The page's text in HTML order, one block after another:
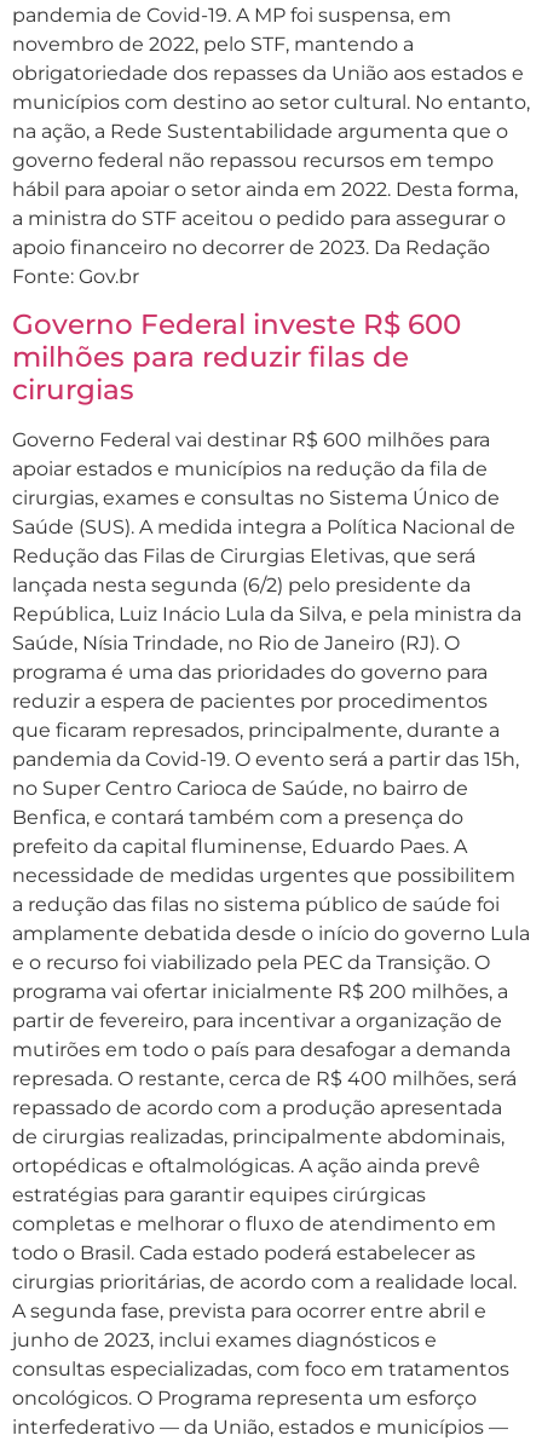
pandemia de Covid-19. A MP foi suspensa, em
novembro de 2022, pelo STF, mantendo a
obrigatoriedade dos repasses da União aos estados e
municípios com destino ao setor cultural. No entanto,
na ação, a Rede Sustentabilidade argumenta que o
governo federal não repassou recursos em tempo
hábil para apoiar o setor ainda em 2022. Desta forma,
a ministra do STF aceitou o pedido para assegurar o
apoio financeiro no decorrer de 2023. Da Redação
Fonte: Gov.br
Governo Federal investe R$ 600
milhões para reduzir filas de
cirurgias
Governo Federal vai destinar R$ 600 milhões para
apoiar estados e municípios na redução da fila de
cirurgias, exames e consultas no Sistema Único de
Saúde (SUS). A medida integra a Política Nacional de
Redução das Filas de Cirurgias Eletivas, que será
lançada nesta segunda (6/2) pelo presidente da
República, Luiz Inácio Lula da Silva, e pela ministra da
Saúde, Nísia Trindade, no Rio de Janeiro (RJ). O
programa é uma das prioridades do governo para
reduzir a espera de pacientes por procedimentos
que ficaram represados, principalmente, durante a
pandemia da Covid-19. O evento será a partir das 15h,
no Super Centro Carioca de Saúde, no bairro de
Benfica, e contará também com a presença do
prefeito da capital fluminense, Eduardo Paes. A
necessidade de medidas urgentes que possibilitem
a redução das filas no sistema público de saúde foi
amplamente debatida desde o início do governo Lula
e o recurso foi viabilizado pela PEC da Transição. O
programa vai ofertar inicialmente R$ 200 milhões, a
partir de fevereiro, para incentivar a organização de
mutirões em todo o país para desafogar a demanda
represada. O restante, cerca de R$ 400 milhões, será
repassado de acordo com a produção apresentada
de cirurgias realizadas, principalmente abdominais,
ortopédicas e oftalmológicas. A ação ainda prevê
estratégias para garantir equipes cirúrgicas
completas e melhorar o fluxo de atendimento em
todo o Brasil. Cada estado poderá estabelecer as
cirurgias prioritárias, de acordo com a realidade local.
A segunda fase, prevista para ocorrer entre abril e
junho de 2023, inclui exames diagnósticos e
consultas especializadas, com foco em tratamentos
oncológicos. O Programa representa um esforço
interfederativo — da União, estados e municípios —